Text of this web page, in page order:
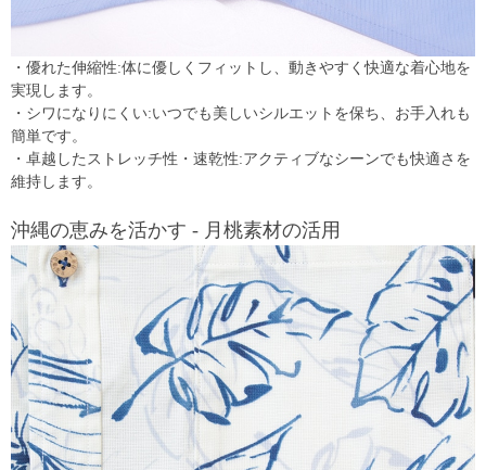
・優れた伸縮性:体に優しくフィットし、動きやすく快適な着心地を
実現します。
・シワになりにくい:いつでも美しいシルエットを保ち、お手入れも
簡単です。
・卓越したストレッチ性・速乾性:アクティブなシーンでも快適さを
維持します。
沖縄の恵みを活かす - 月桃素材の活用